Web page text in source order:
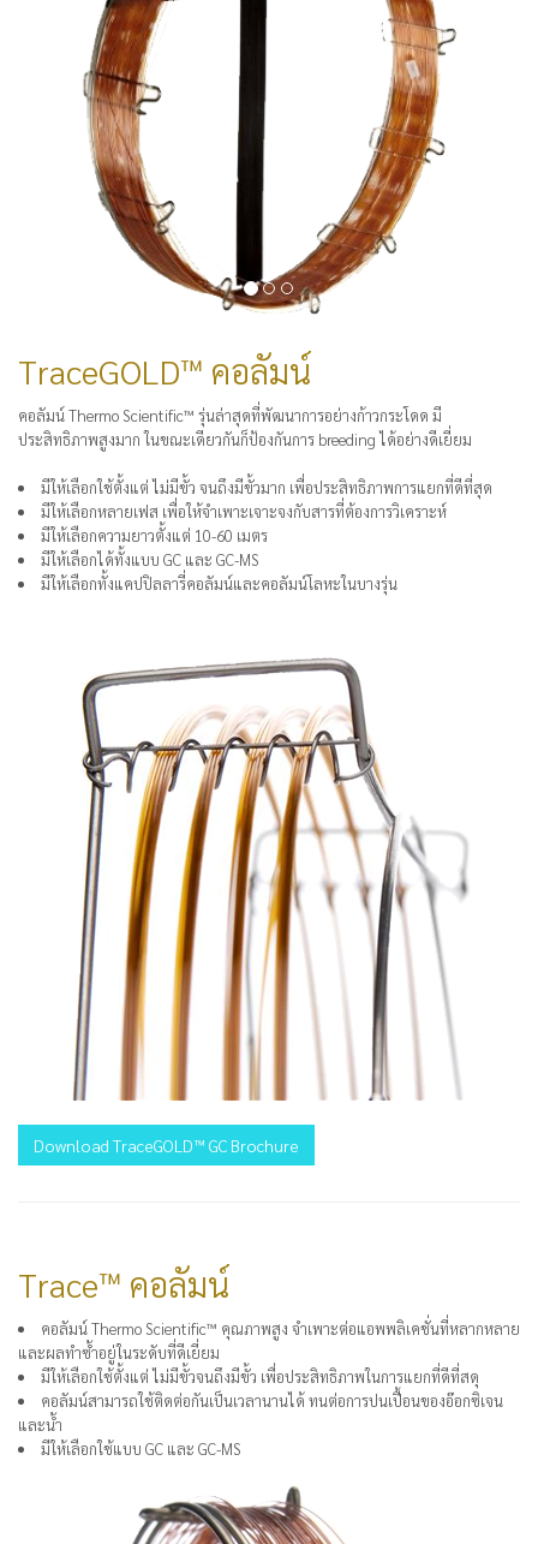
TraceGOLD™ คอลัมน์
คอลัมน์ Thermo Scientific™ รุ่นล่าสุดที่พัฒนาการอย่างก้าวกระโดด มี
ประสิทธิภาพสูงมาก ในขณะเดียวกันก็ป้องกันการ breeding ได้อย่างดีเยี่ยม
มีให้เลือกใช้ตั้งแต่ ไม่มีขั้ว จนถึงมีขั้วมาก เพื่อประสิทธิภาพการแยกที่ดีที่สุด
มีให้เลือกหลายเฟส เพื่อให้จำเพาะเจาะจงกับสารที่ต้องการวิเคราะห์
มีให้เลือกความยาวตั้งแต่ 10-60 เมตร
มีให้เลือกได้ทั้งแบบ GC และ GC-MS
มีให้เลือกทั้งแคปปิลลารี่คอลัมน์และคอลัมน์โลหะในบางรุ่น
Download TraceGOLD™ GC Brochure
Trace™ คอลัมน์
คอลัมน์ Thermo Scientific™ คุณภาพสูง จำเพาะต่อแอพพลิเคชั่นที่หลากหลาย
และผลทำซ้ำอยู่ในระดับที่ดีเยี่ยม
มีให้เลือกใช้ตั้งแต่ ไม่มีขั้วจนถึงมีขั้ว เพื่อประสิทธิภาพในการแยกที่ดีที่สดุ
คอลัมน์สามารถใช้ติดต่อกันเป็นเวลานานได้ ทนต่อการปนเปื้อนของอ๊อกซิเจน
และน้ำ
มีให้เลือกใช้แบบ GC และ GC-MS